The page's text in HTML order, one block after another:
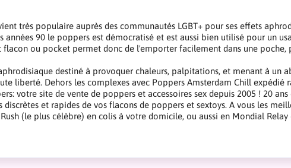
très populaire auprès des communautés LGBT+ pour ses effets
années 90 le poppers est démocratisé et est aussi bien utilisé pour un
ou pocket permet donc de l'emporter facilement dans une poche,
destiné à provoquer chaleurs, palpitations, et menant à un
liberté. Dehors les complexes avec Poppers Amsterdam Chill expédié
votre site de vente de poppers et accessoires sex depuis 2005 ! 20
discrètes et rapides de vos flacons de poppers et sextoys. A vous les
(le plus célèbre) en colis à votre domicile, ou aussi en Mondial